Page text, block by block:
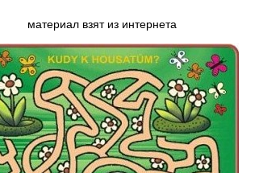
материал взят из интернета